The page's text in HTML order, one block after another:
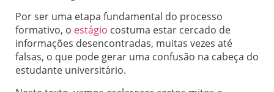
Por ser uma etapa fundamental do processo
formativo, o estágio costuma estar cercado de
informações desencontradas, muitas vezes até
falsas, o que pode gerar uma confusão na cabeça do
estudante universitário.